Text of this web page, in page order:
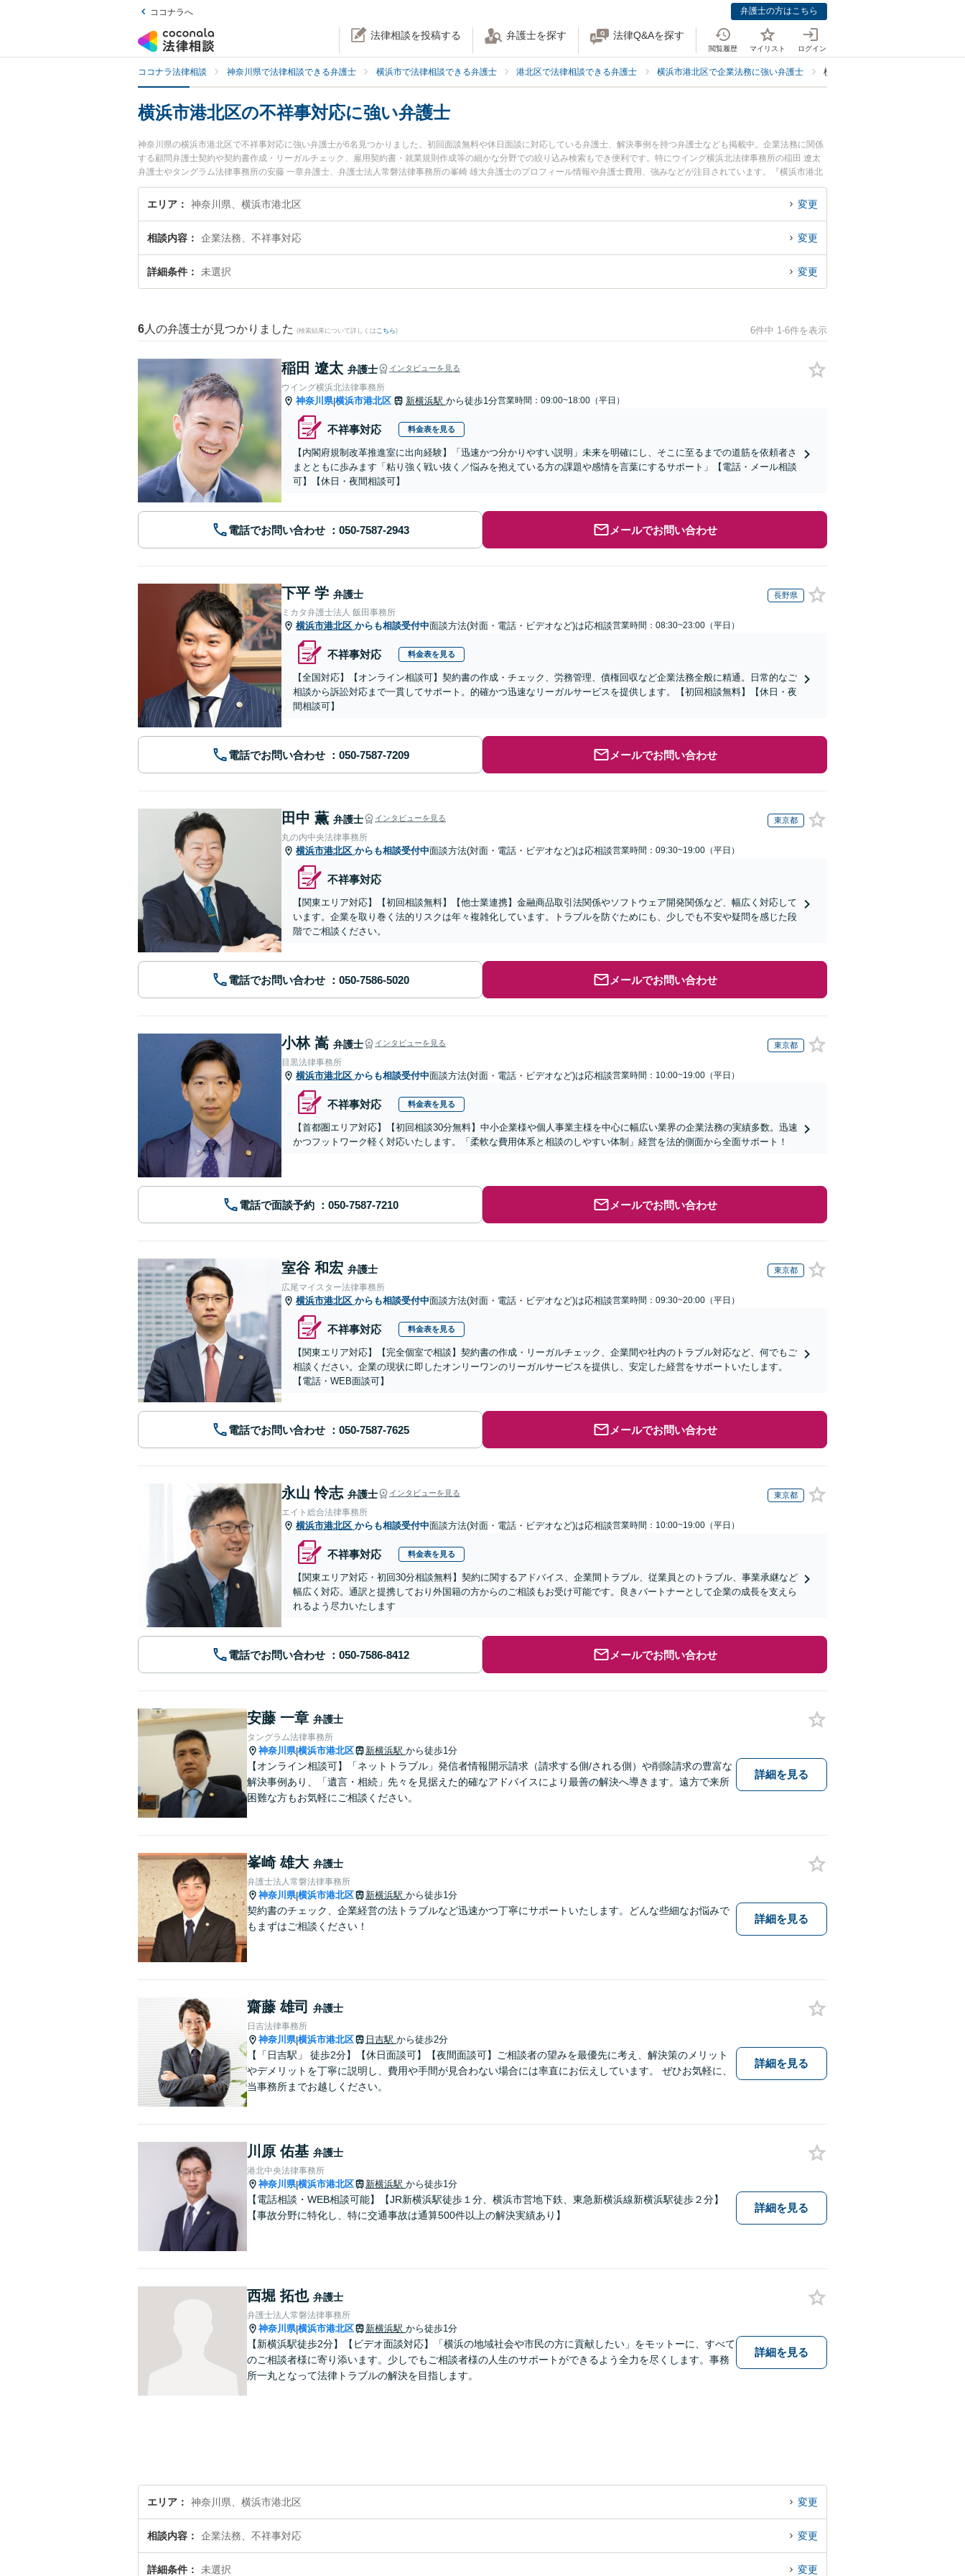
ココナラへ 弁護士の方はこちら
法律相談を投稿する 弁護士を探す 法律Q&Aを探す
閲覧履歴 マイリスト ログイン
ココナラ法律相談 神奈川県で法律相談できる弁護士 横浜市で法律相談できる弁護士 港北区で法律相談できる弁護士 横浜市港北区で企業法務に強い弁護士 横浜市港北区で不祥事対応に強い弁
横浜市港北区の不祥事対応に強い弁護士
神奈川県の横浜市港北区で不祥事対応に強い弁護士が6名見つかりました。初回面談無料や休日面談に対応している弁護士、解決事例を持つ弁護士なども掲載中。企業法務に関係
する顧問弁護士契約や契約書作成・リーガルチェック、雇用契約書・就業規則作成等の細かな分野での絞り込み検索もでき便利です。特にウイング横浜北法律事務所の稲田 遼太
弁護士やタングラム法律事務所の安藤 一章弁護士、弁護士法人常磐法律事務所の峯崎 雄大弁護士のプロフィール情報や弁護士費用、強みなどが注目されています。『横浜市港北
区で土日や夜間に発生した不祥事対応のトラブルを今すぐに弁護士に相談したい』『不祥事対応のトラブル解決の実績豊富な近くの弁護士を検索したい』『初回相談無料で不祥事
対応を法律相談できる横浜市港北区内の弁護士に相談予約したい』などでお困りの相談者さんにおすすめです。
エリア 神奈川県、横浜市港北区 変更
相談内容 企業法務、不祥事対応 変更
詳細条件 未選択 変更
6 人の弁護士が見つかりました (検索結果について詳しくは こちら) 6件中 1-6件を表示
稲田 遼太 弁護士 インタビューを見る
ウイング横浜北法律事務所
神奈川県|横浜市港北区 新横浜駅 から徒歩1分営業時間：09:00~18:00（平日）
不祥事対応 料金表を見る
【内閣府規制改革推進室に出向経験】「迅速かつ分かりやすい説明」未来を明確にし、そこに至るまでの道筋を依頼者さ
まとともに歩みます「粘り強く戦い抜く／悩みを抱えている方の課題や感情を言葉にするサポート」【電話・メール相談
可】【休日・夜間相談可】
電話でお問い合わせ メールでお問い合わせ
下平 学 弁護士 長野県
ミカタ弁護士法人 飯田事務所
横浜市港北区 からも相談受付中面談方法(対面・電話・ビデオなど)は応相談営業時間：08:30~23:00（平日）
不祥事対応 料金表を見る
【全国対応】【オンライン相談可】契約書の作成・チェック、労務管理、債権回収など企業法務全般に精通。日常的なご
相談から訴訟対応まで一貫してサポート。的確かつ迅速なリーガルサービスを提供します。【初回相談無料】【休日・夜
間相談可】
電話でお問い合わせ メールでお問い合わせ
田中 薫 弁護士 インタビューを見る 東京都
丸の内中央法律事務所
横浜市港北区 からも相談受付中面談方法(対面・電話・ビデオなど)は応相談営業時間：09:30~19:00（平日）
不祥事対応
【関東エリア対応】【初回相談無料】【他士業連携】金融商品取引法関係やソフトウェア開発関係など、幅広く対応して
います。企業を取り巻く法的リスクは年々複雑化しています。トラブルを防ぐためにも、少しでも不安や疑問を感じた段
階でご相談ください。
電話でお問い合わせ メールでお問い合わせ
小林 嵩 弁護士 インタビューを見る 東京都
目黒法律事務所
横浜市港北区 からも相談受付中面談方法(対面・電話・ビデオなど)は応相談営業時間：10:00~19:00（平日）
不祥事対応 料金表を見る
【首都圏エリア対応】【初回相談30分無料】中小企業様や個人事業主様を中心に幅広い業界の企業法務の実績多数。迅速
かつフットワーク軽く対応いたします。「柔軟な費用体系と相談のしやすい体制」経営を法的側面から全面サポート！
電話で面談予約 メールでお問い合わせ
室谷 和宏 弁護士 東京都
広尾マイスター法律事務所
横浜市港北区 からも相談受付中面談方法(対面・電話・ビデオなど)は応相談営業時間：09:30~20:00（平日）
不祥事対応 料金表を見る
【関東エリア対応】【完全個室で相談】契約書の作成・リーガルチェック、企業間や社内のトラブル対応など、何でもご
相談ください。企業の現状に即したオンリーワンのリーガルサービスを提供し、安定した経営をサポートいたします。
【電話・WEB面談可】
電話でお問い合わせ メールでお問い合わせ
永山 怜志 弁護士 インタビューを見る 東京都
エイト総合法律事務所
横浜市港北区 からも相談受付中面談方法(対面・電話・ビデオなど)は応相談営業時間：10:00~19:00（平日）
不祥事対応 料金表を見る
【関東エリア対応・初回30分相談無料】契約に関するアドバイス、企業間トラブル、従業員とのトラブル、事業承継など
幅広く対応。通訳と提携しており外国籍の方からのご相談もお受け可能です。良きパートナーとして企業の成長を支えら
れるよう尽力いたします
電話でお問い合わせ メールでお問い合わせ
安藤 一章 弁護士
タングラム法律事務所
神奈川県|横浜市港北区 新横浜駅 から徒歩1分
【オンライン相談可】「ネットトラブル」発信者情報開示請求（請求する側/される側）や削除請求の豊富な
解決事例あり、「遺言・相続」先々を見据えた的確なアドバイスにより最善の解決へ導きます。遠方で来所
困難な方もお気軽にご相談ください。
詳細を見る
峯崎 雄大 弁護士
弁護士法人常磐法律事務所
神奈川県|横浜市港北区 新横浜駅 から徒歩1分
契約書のチェック、企業経営の法トラブルなど迅速かつ丁寧にサポートいたします。どんな些細なお悩みで
もまずはご相談ください！
詳細を見る
齋藤 雄司 弁護士
日吉法律事務所
神奈川県|横浜市港北区 日吉駅 から徒歩2分
【「日吉駅」 徒歩2分】【休日面談可】【夜間面談可】ご相談者の望みを最優先に考え、解決策のメリット
やデメリットを丁寧に説明し、費用や手間が見合わない場合には率直にお伝えしています。 ぜひお気軽に、
当事務所までお越しください。
詳細を見る
川原 佑基 弁護士
港北中央法律事務所
神奈川県|横浜市港北区 新横浜駅 から徒歩1分
【電話相談・WEB相談可能】【JR新横浜駅徒歩１分、横浜市営地下鉄、東急新横浜線新横浜駅徒歩２分】
【事故分野に特化し、特に交通事故は通算500件以上の解決実績あり】
詳細を見る
西堀 拓也 弁護士
弁護士法人常磐法律事務所
神奈川県|横浜市港北区 新横浜駅 から徒歩1分
【新横浜駅徒歩2分】【ビデオ面談対応】「横浜の地域社会や市民の方に貢献したい」をモットーに、すべて
のご相談者様に寄り添います。少しでもご相談者様の人生のサポートができるよう全力を尽くします。事務
所一丸となって法律トラブルの解決を目指します。
詳細を見る
エリア 神奈川県、横浜市港北区 変更
相談内容 企業法務、不祥事対応 変更
詳細条件 未選択 変更